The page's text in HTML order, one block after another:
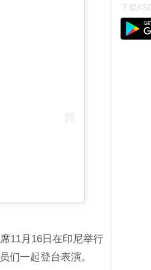
11月16日在印尼举行
们一起登台表演。
下载